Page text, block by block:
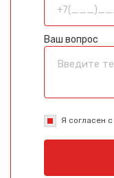
Ваш вопрос
Я согласен с